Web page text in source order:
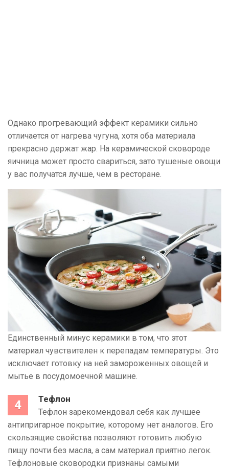
Однако прогревающий эффект керамики сильно
отличается от нагрева чугуна, хотя оба материала
прекрасно держат жар. На керамической сковороде
яичница может просто свариться, зато тушеные овощи
у вас получатся лучше, чем в ресторане.
Единственный минус керамики в том, что этот
материал чувствителен к перепадам температуры. Это
исключает готовку на ней замороженных овощей и
мытье в посудомоечной машине.
Тефлон
Тефлон зарекомендовал себя как лучшее
антипригарное покрытие, которому нет аналогов. Его
скользящие свойства позволяют готовить любую
пищу почти без масла, а сам материал приятно легок.
Тефлоновые сковородки признаны самыми